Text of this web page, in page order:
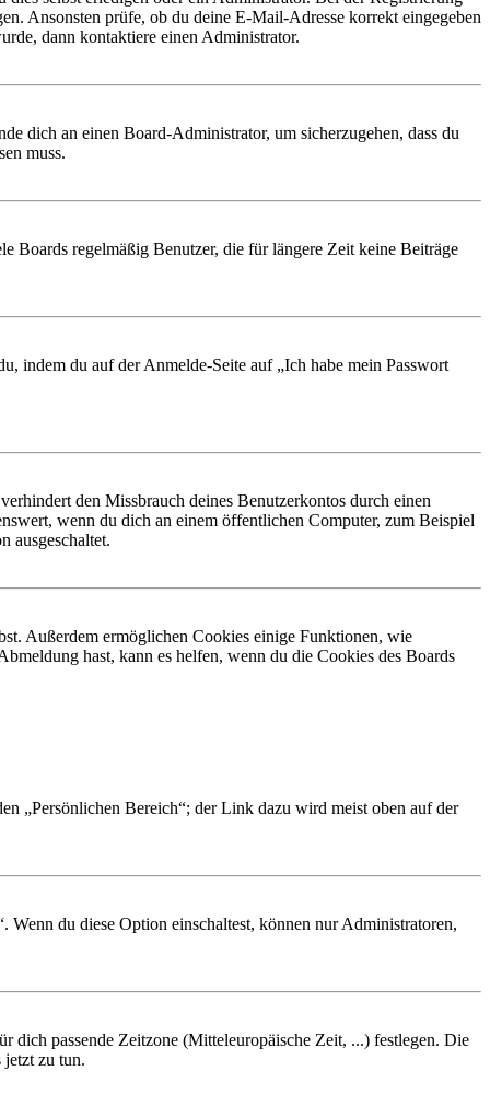
Ansonsten prüfe, ob du deine E-Mail-Adresse korrekt eingegeben
dann kontaktiere einen Administrator.
dich an einen Board-Administrator, um sicherzugehen, dass du
muss.
Boards regelmäßig Benutzer, die für längere Zeit keine Beiträge
indem du auf der Anmelde-Seite auf „Ich habe mein Passwort
den Missbrauch deines Benutzerkontos durch einen
wenn du dich an einem öffentlichen Computer, zum Beispiel
ausgeschaltet.
Außerdem ermöglichen Cookies einige Funktionen, wie
hast, kann es helfen, wenn du die Cookies des Boards
„Persönlichen Bereich“; der Link dazu wird meist oben auf der
du diese Option einschaltest, können nur Administratoren,
dich passende Zeitzone (Mitteleuropäische Zeit, ...) festlegen. Die
jetzt zu tun.